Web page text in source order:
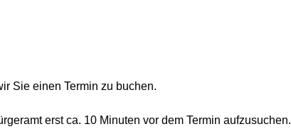
Sie einen Termin zu buchen.
erst ca. 10 Minuten vor dem Termin aufzusuchen.